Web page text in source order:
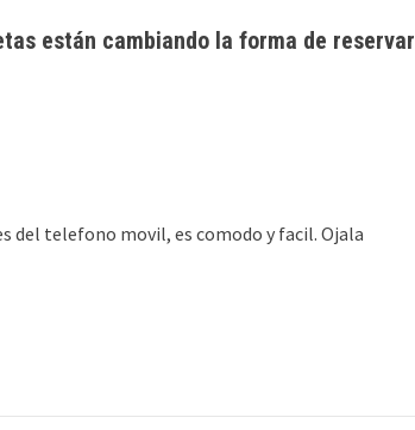
están cambiando la forma de reservar
del telefono movil, es comodo y facil. Ojala